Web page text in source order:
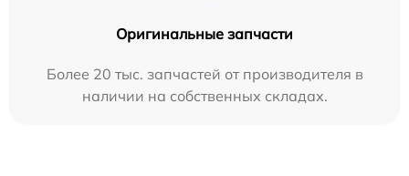
Оригинальные запчасти
Более 20 тыс. запчастей от производителя в
наличии на собственных складах.